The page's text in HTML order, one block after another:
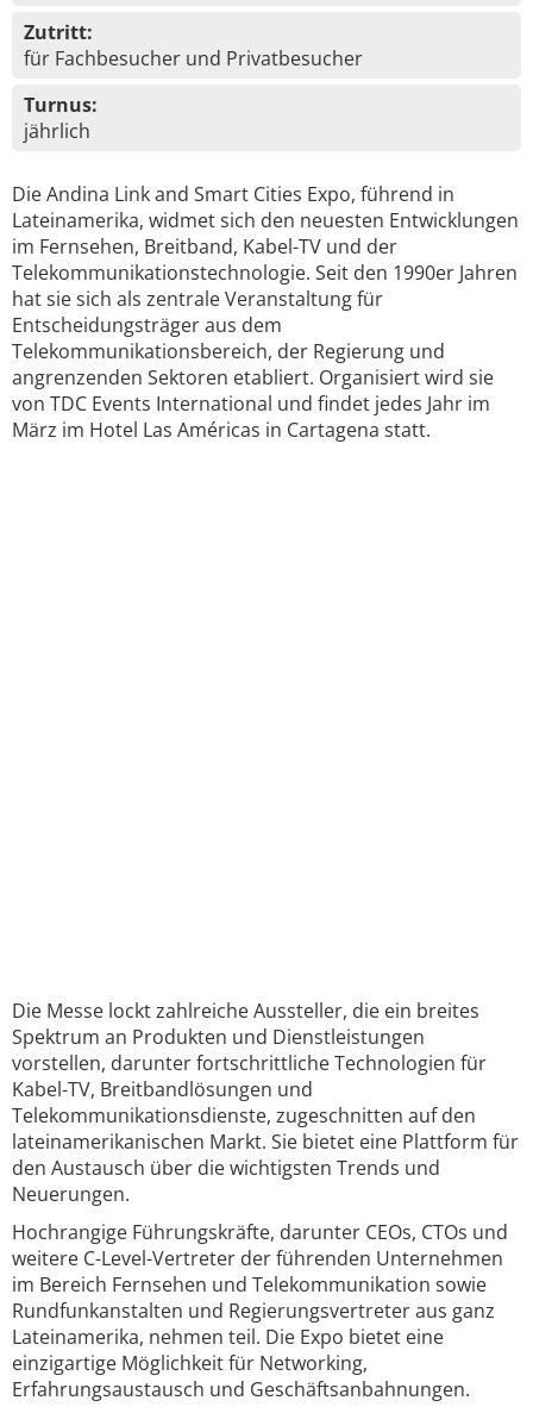
Zutritt:
für Fachbesucher und Privatbesucher
Turnus:
jährlich
Die Andina Link and Smart Cities Expo, führend in
Lateinamerika, widmet sich den neuesten Entwicklungen
im Fernsehen, Breitband, Kabel-TV und der
Telekommunikationstechnologie. Seit den 1990er Jahren
hat sie sich als zentrale Veranstaltung für
Entscheidungsträger aus dem
Telekommunikationsbereich, der Regierung und
angrenzenden Sektoren etabliert. Organisiert wird sie
von TDC Events International und findet jedes Jahr im
März im Hotel Las Américas in Cartagena statt.
Die Messe lockt zahlreiche Aussteller, die ein breites
Spektrum an Produkten und Dienstleistungen
vorstellen, darunter fortschrittliche Technologien für
Kabel-TV, Breitbandlösungen und
Telekommunikationsdienste, zugeschnitten auf den
lateinamerikanischen Markt. Sie bietet eine Plattform für
den Austausch über die wichtigsten Trends und
Neuerungen.
Hochrangige Führungskräfte, darunter CEOs, CTOs und
weitere C-Level-Vertreter der führenden Unternehmen
im Bereich Fernsehen und Telekommunikation sowie
Rundfunkanstalten und Regierungsvertreter aus ganz
Lateinamerika, nehmen teil. Die Expo bietet eine
einzigartige Möglichkeit für Networking,
Erfahrungsaustausch und Geschäftsanbahnungen.